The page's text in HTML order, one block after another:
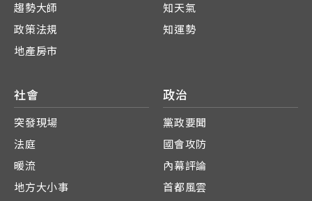
趨勢大師
政策法規
地產房市
知天氣
知運勢
社會
突發現場
法庭
暖流
地方大小事
政治
黨政要聞
國會攻防
內幕評論
首都風雲